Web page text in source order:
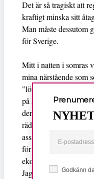
Det är så tragiskt att
kraftigt minska sitt
Man måste dessutom
för Sverige.
Mitt i natten i somras
mina närstående som
”lönsam” för
på att kväva henne.
den natten när vi
räddats många
assistenter och
för att kunna rädda.
ekonomiskt. Är det
Jag vill skrika: JA! För
Godkänn